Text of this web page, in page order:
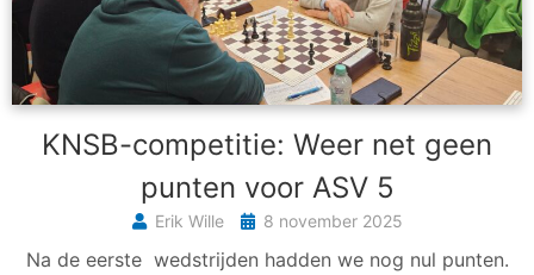
KNSB-competitie: Weer net geen
punten voor ASV 5
Erik Wille 8 november 2025
Na de eerste wedstrijden hadden we nog nul punten.